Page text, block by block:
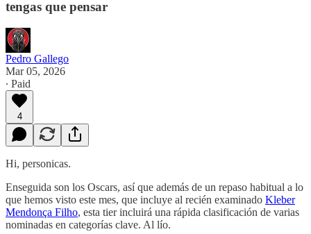
tengas que pensar
Pedro Gallego
Mar 05, 2026
∙ Paid
4
Hi, personicas.
Enseguida son los Oscars, así que además de un repaso habitual a lo
que hemos visto este mes, que incluye al recién examinado Kleber
Mendonça Filho, esta tier incluirá una rápida clasificación de varias
nominadas en categorías clave. Al lío.